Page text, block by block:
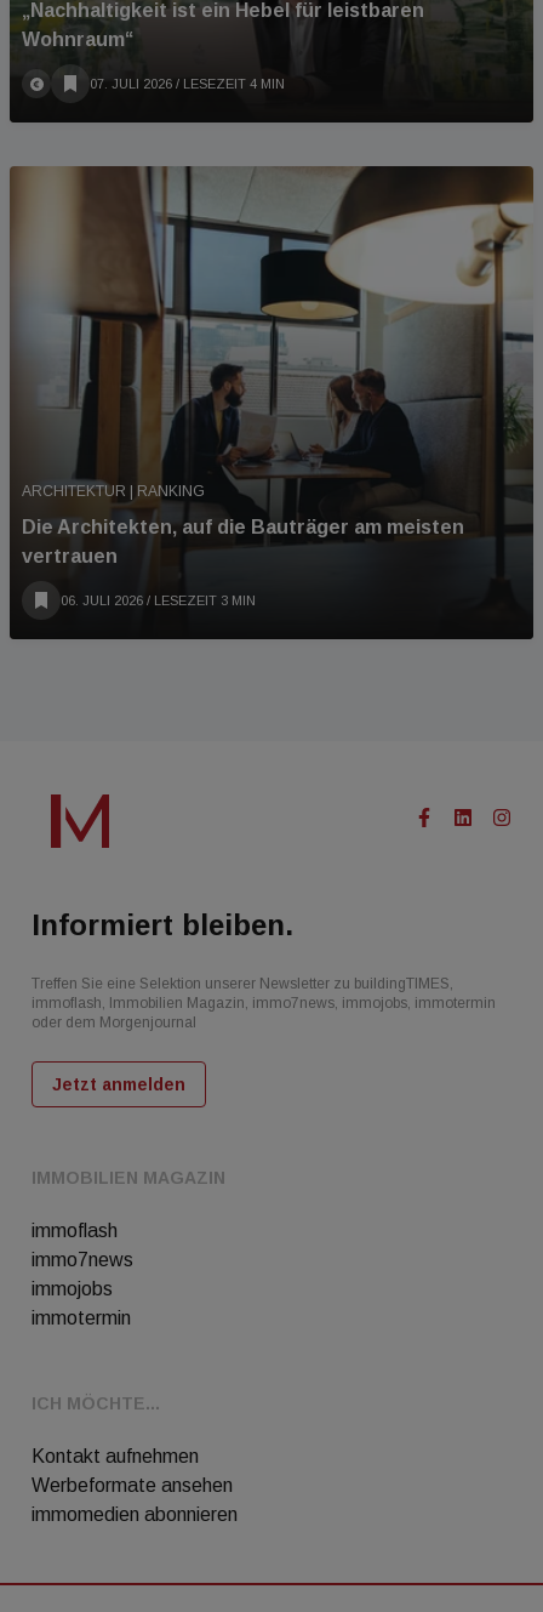
„Nachhaltigkeit ist ein Hebel für leistbaren
Wohnraum“
07. JULI 2026 / LESEZEIT 4 MIN
ARCHITEKTUR | RANKING
Die Architekten, auf die Bauträger am meisten
vertrauen
06. JULI 2026 / LESEZEIT 3 MIN
IMMOBILIEN MAGAZIN
immoflash
immo7news
immojobs
immotermin
ICH MÖCHTE...
Kontakt aufnehmen
Werbeformate ansehen
immomedien abonnieren
Informiert bleiben.
Treffen Sie eine Selektion unserer Newsletter zu buildingTIMES,
immoflash, Immobilien Magazin, immo7news, immojobs, immotermin
oder dem Morgenjournal
Jetzt anmelden